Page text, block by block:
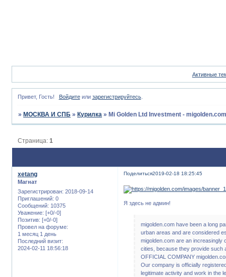
Активные
Привет, Гость! Войдитеили зарегистрируйтесь.
» МОСКВА И СПБ » Курилка » Mi Golden Ltd Investment -
Страница:1
Поделиться2019-02-18 18:25:45
xetang
Магнат
Зарегистрирован: 2018-09-14
Приглашений: 0
Сообщений: 10375
Уважение: [+0/-0]
Позитив: [+0/-0]
Провел на форуме:
1 месяц 1 день
Последний визит:
2024-02-11 18:56:18
Я здесь не админ!
migolden.com have been a long
urban areas and are considered
migolden.com are an increasingly
cities, because they provide such
OFFICIAL COMPANY
Our company is officially
legitimate activity and work in the